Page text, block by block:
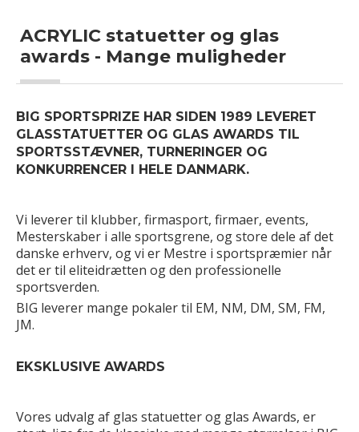
ACRYLIC statuetter og glas
awards - Mange muligheder
BIG SPORTSPRIZE HAR SIDEN 1989 LEVERET
GLASSTATUETTER OG GLAS AWARDS TIL
SPORTSSTÆVNER, TURNERINGER OG
KONKURRENCER I HELE DANMARK.
Vi leverer til klubber, firmasport, firmaer, events,
Mesterskaber i alle sportsgrene, og store dele af det
danske erhverv, og vi er Mestre i sportspræmier når
det er til eliteidrætten og den professionelle
sportsverden.
BIG leverer mange pokaler til EM, NM, DM, SM, FM,
JM.
EKSKLUSIVE AWARDS
Vores udvalg af glas statuetter og glas Awards, er